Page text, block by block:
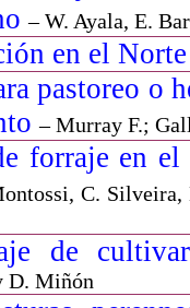
– W. Ayala, E.
en el
pastoreo o
– Murray F.;
forraje en
C.
de
D. Miñón